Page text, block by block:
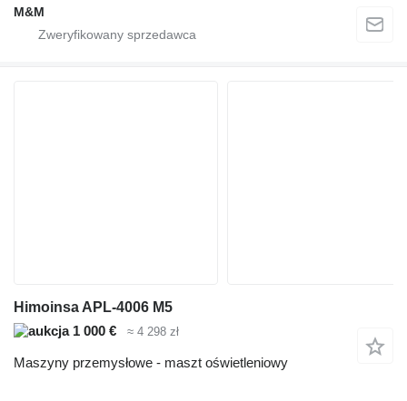
M&M
Himoinsa APL-4006 M5
1 000 €
≈ 4 298 zł
Maszyny przemysłowe - maszt oświetleniowy